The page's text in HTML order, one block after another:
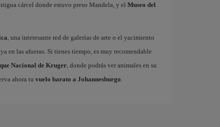
cárcel donde estuvo preso Mandela, y el Museo del
, una interesante red de galerías de arte o el yacimiento
en las afueras. Si tienes tiempo, es muy recomendable
Nacional de Kruger, donde podrás ver animales en su
ahora tu vuelo barato a Johannesburgo